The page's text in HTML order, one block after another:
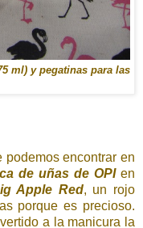
ml) y pegatinas para las
encontrar en
de uñas de OPIen
Apple Red, un rojo
porque es precioso.
a la manicura la